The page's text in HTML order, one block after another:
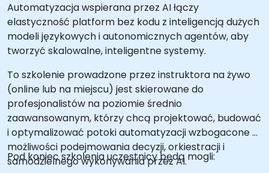
Automatyzacja wspierana przez AI łączy
elastyczność platform bez kodu z inteligencją dużych
modeli językowych i autonomicznych agentów, aby
tworzyć skalowalne, inteligentne systemy.
To szkolenie prowadzone przez instruktora na żywo
(online lub na miejscu) jest skierowane do
profesjonalistów na poziomie średnio
zaawansowanym, którzy chcą projektować, budować
i optymalizować potoki automatyzacji wzbogacone o
możliwości podejmowania decyzji, orkiestracji i
samodzielnego wykonywania przez AI.
Pod koniec szkolenia uczestnicy będą mogli: